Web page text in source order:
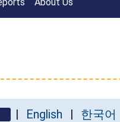
English 한국어